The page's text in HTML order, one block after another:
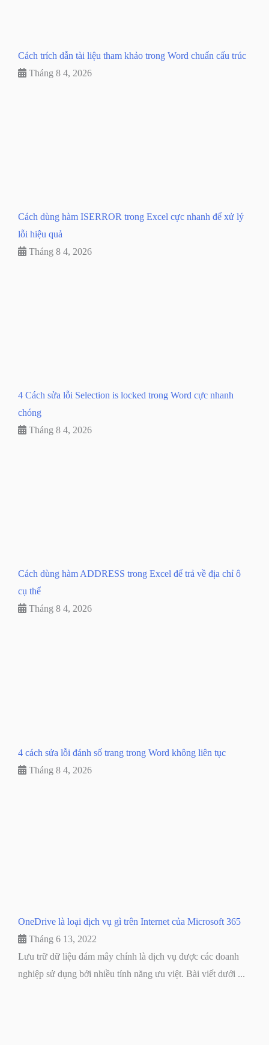
Cách trích dẫn tài liệu tham khảo trong Word chuẩn cấu trúc
Tháng 8 4, 2026
Cách dùng hàm ISERROR trong Excel cực nhanh để xử lý
lỗi hiệu quả
Tháng 8 4, 2026
4 Cách sửa lỗi Selection is locked trong Word cực nhanh
chóng
Tháng 8 4, 2026
Cách dùng hàm ADDRESS trong Excel để trả về địa chỉ ô
cụ thể
Tháng 8 4, 2026
4 cách sửa lỗi đánh số trang trong Word không liên tục
Tháng 8 4, 2026
OneDrive là loại dịch vụ gì trên Internet của Microsoft 365
Tháng 6 13, 2022
Lưu trữ dữ liệu đám mây chính là dịch vụ được các doanh
nghiệp sử dụng bởi nhiều tính năng ưu việt. Bài viết dưới ...